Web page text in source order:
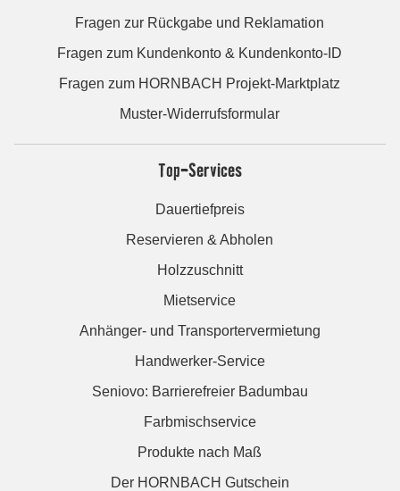
Fragen zur Rückgabe und Reklamation
Fragen zum Kundenkonto & Kundenkonto-ID
Fragen zum HORNBACH Projekt-Marktplatz
Muster-Widerrufsformular
Top-Services
Dauertiefpreis
Reservieren & Abholen
Holzzuschnitt
Mietservice
Anhänger- und Transportervermietung
Handwerker-Service
Seniovo: Barrierefreier Badumbau
Farbmischservice
Produkte nach Maß
Der HORNBACH Gutschein